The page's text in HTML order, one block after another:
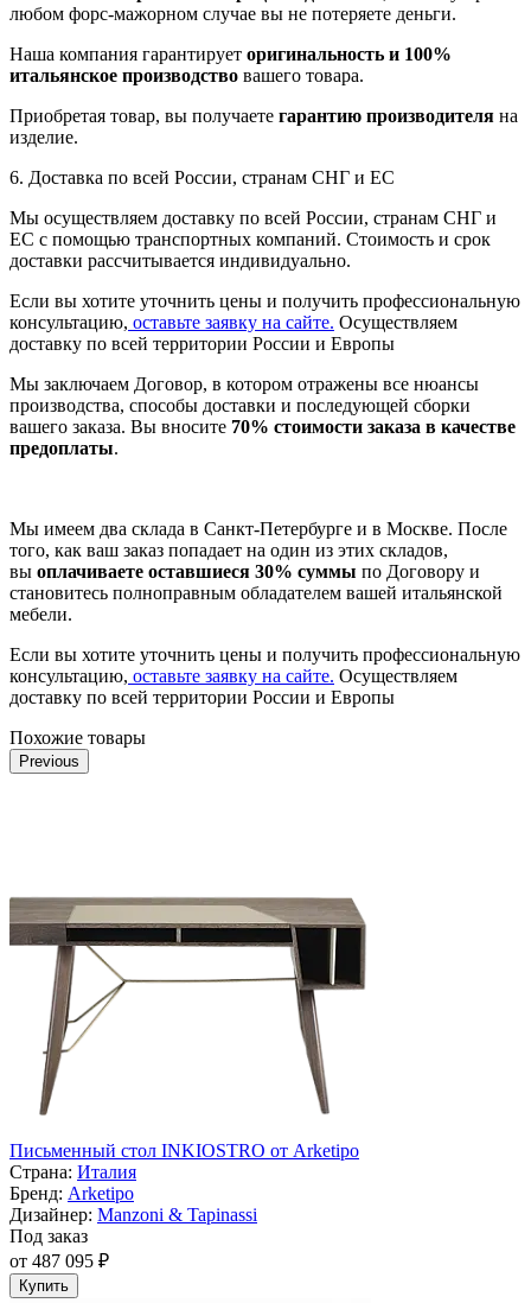
любом форс-мажорном случае вы не потеряете деньги.
Наша компания гарантирует оригинальность и 100%
итальянское производство вашего товара.
Приобретая товар, вы получаете гарантию производителя на
изделие.
6. Доставка по всей России, странам СНГ и ЕС
Мы осуществляем доставку по всей России, странам СНГ и
ЕС с помощью транспортных компаний. Стоимость и срок
доставки рассчитывается индивидуально.
Если вы хотите уточнить цены и получить профессиональную
консультацию, оставьте заявку на сайте. Осуществляем
доставку по всей территории России и Европы
Мы заключаем Договор, в котором отражены все нюансы
производства, способы доставки и последующей сборки
вашего заказа. Вы вносите 70% стоимости заказа в качестве
предоплаты.
Мы имеем два склада в Санкт-Петербурге и в Москве. После
того, как ваш заказ попадает на один из этих складов,
вы оплачиваете оставшиеся 30% суммы по Договору и
становитесь полноправным обладателем вашей итальянской
мебели.
Если вы хотите уточнить цены и получить профессиональную
консультацию, оставьте заявку на сайте. Осуществляем
доставку по всей территории России и Европы
Похожие товары
Previous
Письменный стол INKIOSTRO от Arketipo
Страна: Италия
Бренд: Arketipo
Дизайнер: Manzoni & Tapinassi
Под заказ
от 487 095 ₽
Купить